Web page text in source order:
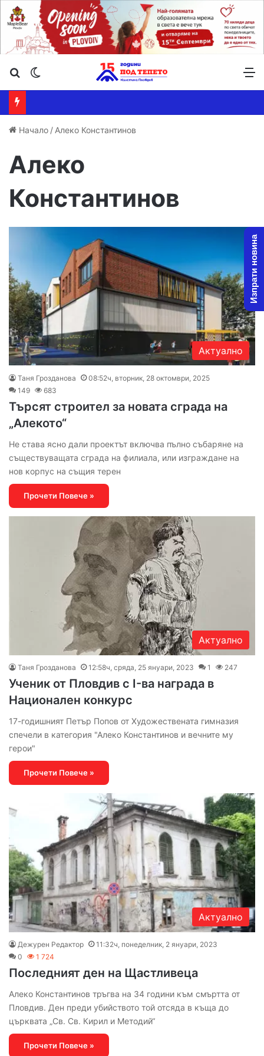
Търсене ...
Начало / Алеко Константинов
Алеко
Константинов
Актуално
Таня Грозданова
08:52ч, вторник, 28 октомври, 2025
149
683
Търсят строител за новата сграда на
„Алекото“
Не става ясно дали проектът включва пълно събаряне на
съществуващата сграда на филиала, или изграждане на
нов корпус на същия терен
Прочети Повече »
Актуално
Таня Грозданова 12:58ч, сряда, 25 януари, 2023 1 247
Ученик от Пловдив с I-ва награда в
Национален конкурс
17-годишният Петър Попов от Художествената гимназия
спечели в категория "Алеко Константинов и вечните му
герои"
Прочети Повече »
Актуално
Дежурен Редактор
11:32ч, понеделник, 2 януари, 2023
0
1 724
Последният ден на Щастливеца
Алеко Константинов тръгва на 34 години към смъртта от
Пловдив. Ден преди убийството той отсяда в къща до
църквата „Св. Св. Кирил и Методий“
Прочети Повече »
Изпрати новина